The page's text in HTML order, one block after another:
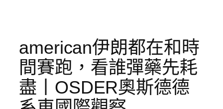
american伊朗都在和時
間賽跑，看誰彈藥先耗
盡丨OSDER奧斯德德